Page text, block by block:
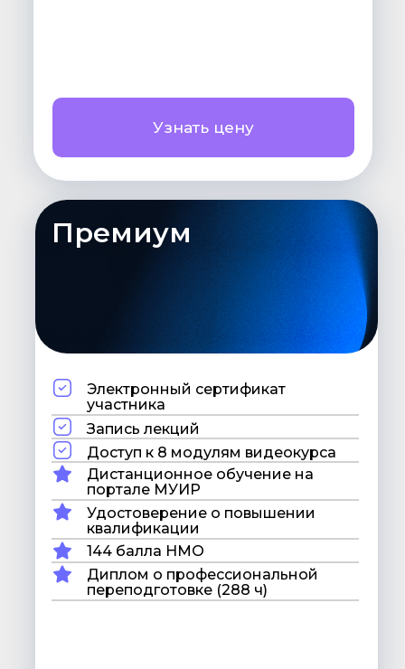
Премиум
Электронный сертификат
участника
Запись лекций
Доступ к 8 модулям видеокурса
Дистанционное обучение на
портале МУИР
Удостоверение о повышении
квалификации
144 балла НМО
Диплом о профессиональной
переподготовке (288 ч)
Узнать цену